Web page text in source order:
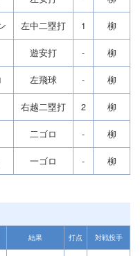
左中二塁打 1 柳
遊安打 - 柳
左飛球 - 柳
右越二塁打 2 柳
二ゴロ - 柳
一ゴロ - 柳
結果 打点 対戦投手